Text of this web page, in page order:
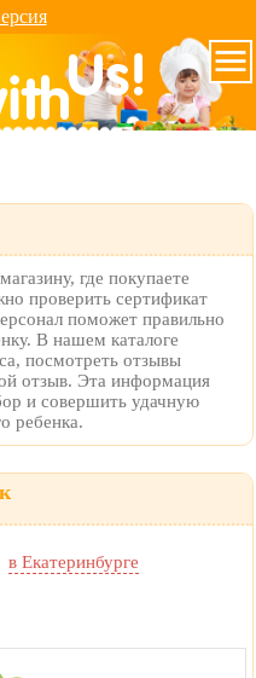
где покупаете
проверить сертификат
поможет правильно
В нашем каталоге
посмотреть отзывы
отзыв. Эта информация
и совершить удачную
ребенка.
в Екатеринбурге